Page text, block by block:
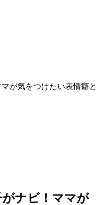
が気をつけたい表情癖と
がナビ！ママが